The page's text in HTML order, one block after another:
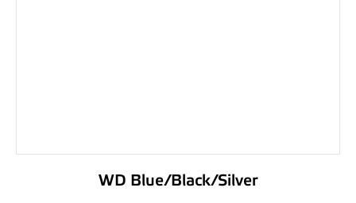
WD Blue/Black/Silver